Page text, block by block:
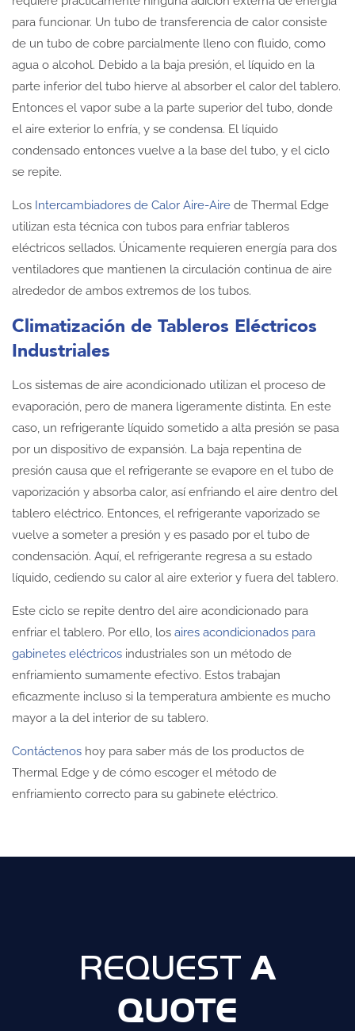
para funcionar. Un tubo de transferencia de calor consiste
de un tubo de cobre parcialmente lleno con fluido, como
agua o alcohol. Debido a la baja presión, el líquido en la
parte inferior del tubo hierve al absorber el calor del tablero.
Entonces el vapor sube a la parte superior del tubo, donde
el aire exterior lo enfría, y se condensa. El líquido
condensado entonces vuelve a la base del tubo, y el ciclo
se repite.
Los Intercambiadores de Calor Aire-Aire de Thermal Edge
utilizan esta técnica con tubos para enfriar tableros
eléctricos sellados. Únicamente requieren energía para dos
ventiladores que mantienen la circulación continua de aire
alrededor de ambos extremos de los tubos.
Climatización de Tableros Eléctricos
Industriales
Los sistemas de aire acondicionado utilizan el proceso de
evaporación, pero de manera ligeramente distinta. En este
caso, un refrigerante líquido sometido a alta presión se pasa
por un dispositivo de expansión. La baja repentina de
presión causa que el refrigerante se evapore en el tubo de
vaporización y absorba calor, así enfriando el aire dentro del
tablero eléctrico. Entonces, el refrigerante vaporizado se
vuelve a someter a presión y es pasado por el tubo de
condensación. Aquí, el refrigerante regresa a su estado
líquido, cediendo su calor al aire exterior y fuera del tablero.
Este ciclo se repite dentro del aire acondicionado para
enfriar el tablero. Por ello, los aires acondicionados para
gabinetes eléctricos industriales son un método de
enfriamiento sumamente efectivo. Estos trabajan
eficazmente incluso si la temperatura ambiente es mucho
mayor a la del interior de su tablero.
Contáctenos hoy para saber más de los productos de
Thermal Edge y de cómo escoger el método de
enfriamiento correcto para su gabinete eléctrico.
REQUEST A
QUOTE